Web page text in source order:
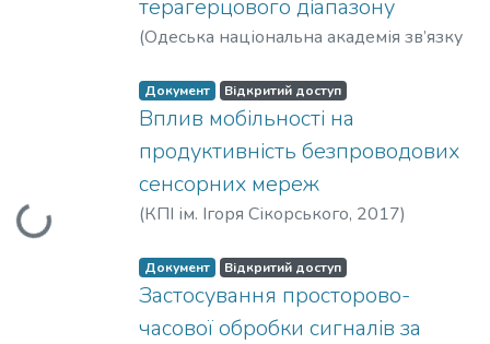
терагерцового діапазону
(Одеська національна академія зв’язку
Леонідович;Бунін, Сергій Георгійович
Наритник, Теодор Миколайович
Вантажиться...
Документ Відкритий доступ
Вплив мобільності на
продуктивність безпроводових
сенсорних мереж
(КПІ ім. Ігоря Сікорського, 2017)
Документ Відкритий доступ
Застосування просторово-
часової обробки сигналів за